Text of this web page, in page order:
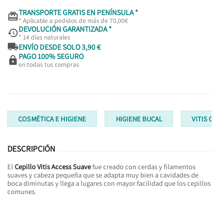
TRANSPORTE GRATIS EN PENÍNSULA *
* Aplicable a pedidos de más de 70,00€
DEVOLUCIÓN GARANTIZADA *
* 14 días naturales
ENVÍO DESDE SOLO 3,90 €
 PAGO 100% SEGURO
en todas tus compras
COSMÉTICA E HIGIENE HIGIENE BUCAL VITIS
DESCRIPCIÓN
El Cepillo Vitis Access Suavefue creado con cerdas y filamentos
suaves y cabeza pequeña que se adapta muy bien a cavidades de
boca diminutas y llega a lugares con mayor facilidad que los cepillos
comunes.